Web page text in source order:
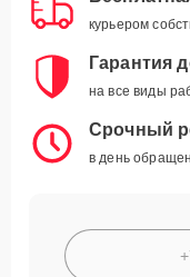
курьером
Гарантия
на все виды
Срочный
в день